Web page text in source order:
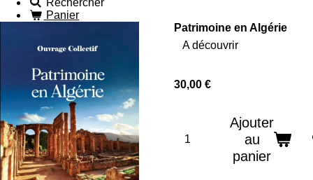
Rechercher
Panier
Patrimoine en Algérie
A découvrir
30,00 €
Ajouter
au
panier